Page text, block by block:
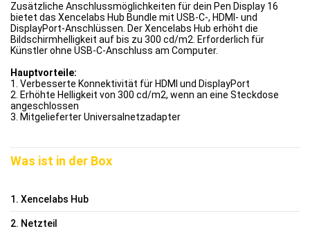
Zusätzliche Anschlussmöglichkeiten für dein Pen Display 16
bietet das Xencelabs Hub Bundle mit USB-C-, HDMI- und
DisplayPort-Anschlüssen. Der Xencelabs Hub erhöht die
Bildschirmhelligkeit auf bis zu 300 cd/m2. Erforderlich für
Künstler ohne USB-C-Anschluss am Computer.
Hauptvorteile:
1. Verbesserte Konnektivität für HDMI und DisplayPort
2. Erhöhte Helligkeit von 300 cd/m2, wenn an eine Steckdose
angeschlossen
3. Mitgelieferter Universalnetzadapter
Was ist in der Box
1. Xencelabs Hub
2. Netzteil